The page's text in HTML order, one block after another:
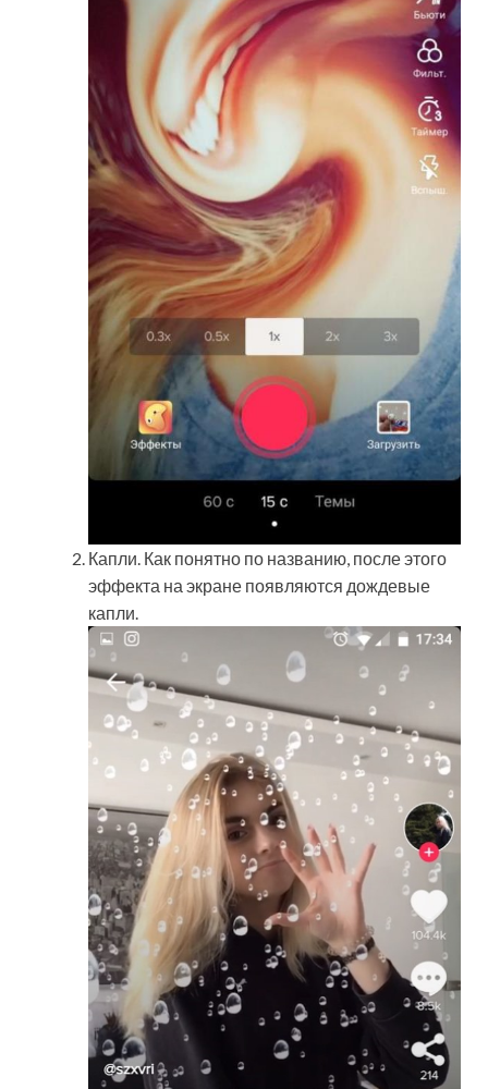
Капли. Как понятно по названию, после этого
эффекта на экране появляются дождевые
капли.